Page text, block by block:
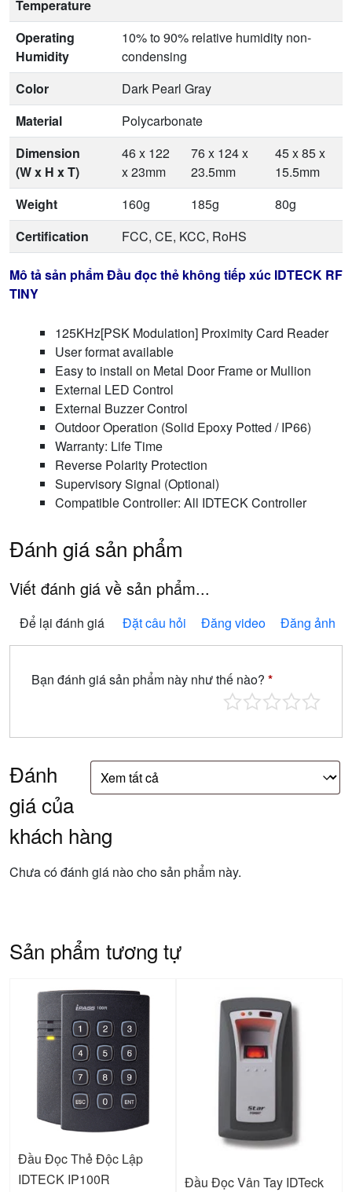
Mô tả sản phẩm Đầu đọc thẻ không tiếp xúc IDTECK RF
TINY
125KHz[PSK Modulation] Proximity Card Reader
User format available
Easy to install on Metal Door Frame or Mullion
External LED Control
External Buzzer Control
Outdoor Operation (Solid Epoxy Potted / IP66)
Warranty: Life Time
Reverse Polarity Protection
Supervisory Signal (Optional)
Compatible Controller: All IDTECK Controller
Đánh giá sản phẩm
Viết đánh giá về sản phẩm...
Để lại đánh giá Đặt câu hỏi Đăng video Đăng ảnh
Bạn đánh giá sản phẩm này như thế nào? *
Đánh
giá của
khách hàng
Chưa có đánh giá nào cho sản phẩm này.
Sản phẩm tương tự
Đầu Đọc Thẻ Độc Lập
IDTECK IP100R
Đầu Đọc Vân Tay IDTeck
Temperature
Operating
Humidity
10% to 90% relative humidity non-
condensing
Color
Dark Pearl Gray
Material
Polycarbonate
Dimension
(W x H x T)
46 x 122
x 23mm
76 x 124 x
23.5mm
45 x 85 x
15.5mm
Weight
160g 185g
80g
Certification
FCC, CE, KCC, RoHS